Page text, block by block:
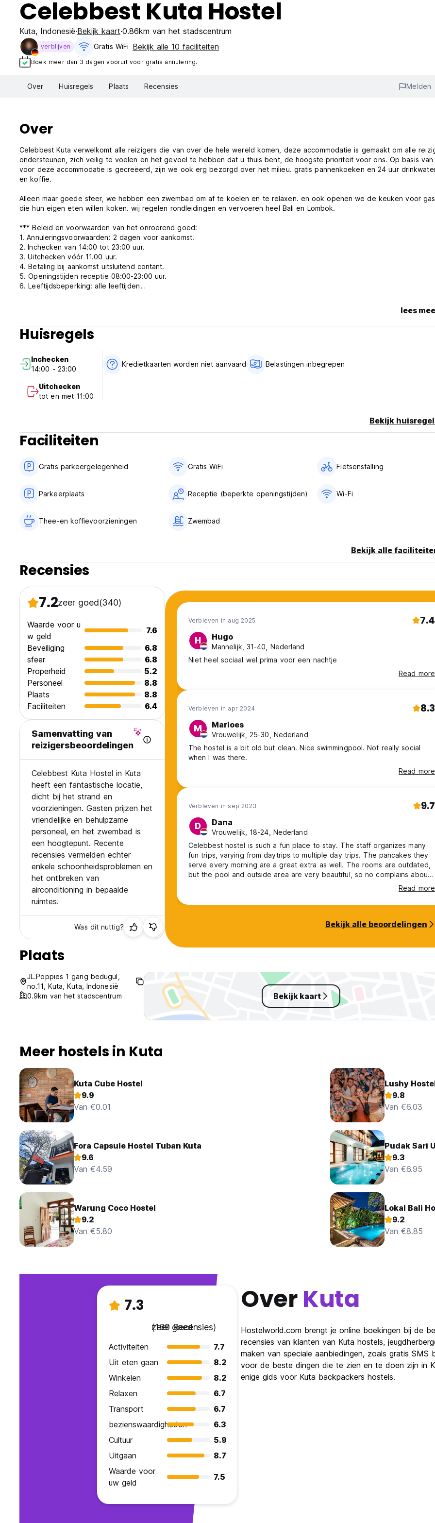
Celebbest Kuta Hostel
Kuta, Indonesië Bekijk kaart 0.86km van het stadscentrum
verblijven Gratis WiFi Bekijk alle 10 faciliteiten
Boek meer dan 3 dagen vooruit voor gratis annulering.
Over Huisregels Plaats Recensies Melden
Over
Celebbest Kuta verwelkomt alle reizigers die van over de hele wereld komen, deze accommodatie is gemaakt om alle
ondersteunen, zich veilig te voelen en het gevoel te hebben dat u thuis bent, de hoogste prioriteit voor ons. Op basis van
voor deze accommodatie is gecreëerd, zijn we ook erg bezorgd over het milieu. gratis pannenkoeken en 24 uur
en koffie.
Alleen maar goede sfeer, we hebben een zwembad om af te koelen en te relaxen. en ook openen we de keuken voor
die hun eigen eten willen koken. wij regelen rondleidingen en vervoeren heel Bali en Lombok.
*** Beleid en voorwaarden van het onroerend goed:
1. Annuleringsvoorwaarden: 2 dagen voor aankomst.
2. Inchecken van 14:00 tot 23:00 uur.
3. Uitchecken vóór 11.00 uur.
4. Betaling bij aankomst uitsluitend contant.
5. Openingstijden receptie 08:00-23:00 uur.
6. Leeftijdsbeperking: alle leeftijden
10. Wifi in de openbare ruimte (Auto-translated from original language)
lees
Huisregels
Inchecken
14:00 - 23:00
Uitchecken
tot en met 11:00
Kredietkaarten worden niet aanvaard Belastingen inbegrepen
Bekijk
Faciliteiten
Gratis parkeergelegenheid Gratis WiFi Fietsenstalling
Parkeerplaats Receptie (beperkte openingstijden) Wi-Fi
Thee-en koffievoorzieningen Zwembad
Bekijk alle
Recensies
7.2zeer goed(340)
Waarde voor u
w geld
7.6
Beveiliging
6.8
sfeer
6.8
Properheid
5.2
Personeel
8.8
Plaats
8.8
Faciliteiten
6.4
Samenvatting van
reizigersbeoordelingen
Celebbest Kuta Hostel in Kuta
heeft een fantastische locatie,
dicht bij het strand en
voorzieningen. Gasten prijzen het
vriendelijke en behulpzame
personeel, en het zwembad is
een hoogtepunt. Recente
recensies vermelden echter
enkele schoonheidsproblemen en
het ontbreken van
airconditioning in bepaalde
ruimtes.
Was dit nuttig?
Verbleven in aug 2025 7.4
H Hugo
Mannelijk, 31-40, Nederland
Niet heel sociaal wel prima voor een nachtje
Read more
Verbleven in apr 2024 8.3
M Marloes
Vrouwelijk, 25-30, Nederland
The hostel is a bit old but clean. Nice swimmingpool. Not really social
when I was there.
Read more
Verbleven in sep 2023 9.7
D Dana
Vrouwelijk, 18-24, Nederland
Celebbest hostel is such a fun place to stay. The staff organizes many
fun trips, varying from daytrips to multiple day trips. The pancakes they
serve every morning are a great extra as well. The rooms are outdated,
but the pool and outside area are very beautiful, so no complains about
the environment. Would definitely recommend this hostel to backpackers
Read more
Bekijk alle beoordelingen
Plaats
JL.Poppies 1 gang bedugul,
no.11, Kuta, Kuta, Indonesië
0.9km van het stadscentrum
Bekijk kaart
Meer hostels in Kuta
Kuta Cube Hostel
9.9
Van €0.01
Lushy
9.8
Van €6.03
Fora Capsule Hostel Tuban Kuta
9.6
Van €4.59
Pudak Sari
9.3
Van €6.95
Warung Coco Hostel
9.2
Van €5.80
Lokal Bali
9.2
Van €8.85
7.3
zeer goed
(169 Recensies)
Activiteiten
7.7
Uit eten gaan
8.2
Winkelen
8.2
Relaxen
6.7
Transport
6.7
bezienswaardigheden
6.3
Cultuur
5.9
Uitgaan
8.7
Waarde voor
uw geld
7.5
OverKuta
Hostelworld.com brengt je online boekingen bij de
recensies van klanten van Kuta hostels,
maken van speciale aanbiedingen, zoals gratis
voor de beste dingen die te zien en te doen zijn in
enige gids voor Kuta backpackers hostels.